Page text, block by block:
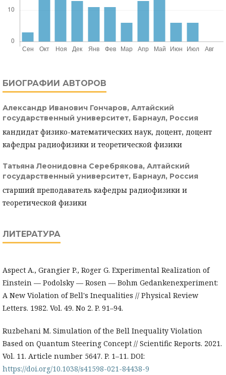
БИОГРАФИИ АВТОРОВ
Александр Иванович Гончаров, Алтайский
государственный университет, Барнаул, Россия
кандидат физико-математических наук, доцент, доцент
кафедры радиофизики и теоретической физики
Татьяна Леонидовна Серебрякова, Алтайский
государственный университет, Барнаул, Россия
старший преподаватель кафедры радиофизики и
теоретической физики
ЛИТЕРАТУРА
Aspect A., Grangier P., Roger G. Experimental Realization of
Einstein — Podolsky — Rosen — Bohm Gedankenexperiment:
A New Violation of Bell's Inequalities // Physical Review
Letters. 1982. Vol. 49. No 2. P. 91–94.
Ruzbehani M. Simulation of the Bell Inequality Violation
Based on Quantum Steering Concept // Scientific Reports. 2021.
Vol. 11. Article number 5647. P. 1–11. DOI:
https://doi.org/10.1038/s41598-021-84438-9